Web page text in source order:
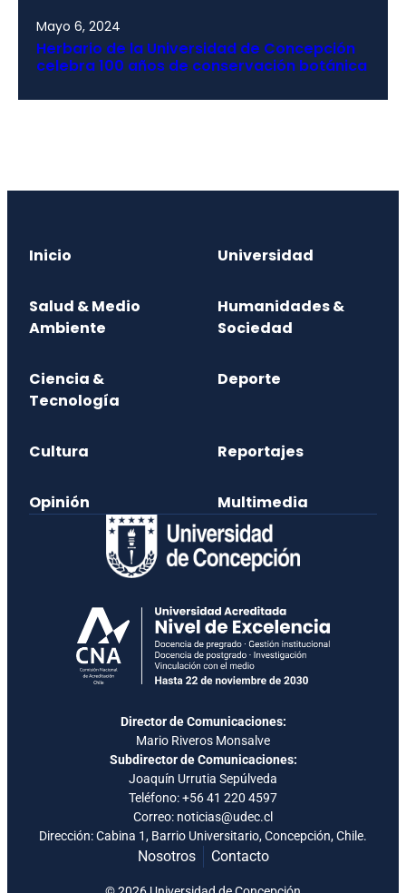
Mayo 6, 2024
Herbario de la Universidad de Concepción
celebra 100 años de conservación botánica
Inicio Universidad
Salud & Medio
Ambiente
Humanidades &
Sociedad
Ciencia &
Tecnología
Deporte
Cultura Reportajes
Opinión Multimedia
Director de Comunicaciones:
Mario Riveros Monsalve
Subdirector de Comunicaciones:
Joaquín Urrutia Sepúlveda
Teléfono:+56 41 220 4597
Correo: noticias@udec.cl
Dirección: Cabina 1, Barrio Universitario, Concepción, Chile.
Nosotros Contacto